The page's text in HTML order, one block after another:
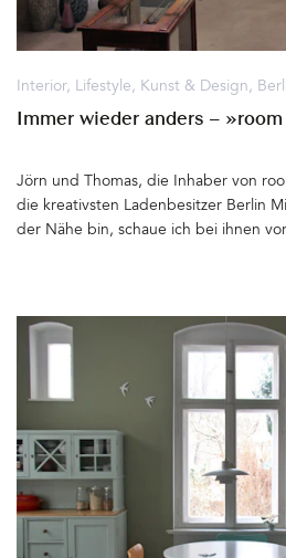
Interior, Lifestyle, Kunst & Design,
Immer wieder anders –
Jörn und Thomas, die Inhaber von
die kreativsten Ladenbesitzer Berlin
der Nähe bin, schaue ich bei ihnen
schnell wieder verkauft. Grund genug,
umzudekorieren. Wer weiß, ob beim
Eingangsbereich noch blau ist und
von Nordlux noch zu haben sind...
150, 10115 Berlin und auf Facebook
Uhr Über room capacity habe ich
Im Buch »Berlin's Finest: 50
Jungs auch zu finden&hellip